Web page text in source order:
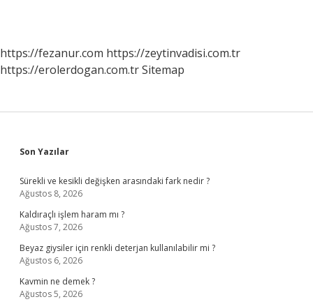
https://fezanur.com https://zeytinvadisi.com.tr
https://erolerdogan.com.trSitemap
Sidebar
Son Yazılar
Sürekli ve kesikli değişken arasındaki fark nedir ?
Ağustos 8, 2026
Kaldıraçlı işlem haram mı ?
Ağustos 7, 2026
Beyaz giysiler için renkli deterjan kullanılabilir mi ?
Ağustos 6, 2026
Kavmin ne demek ?
Ağustos 5, 2026